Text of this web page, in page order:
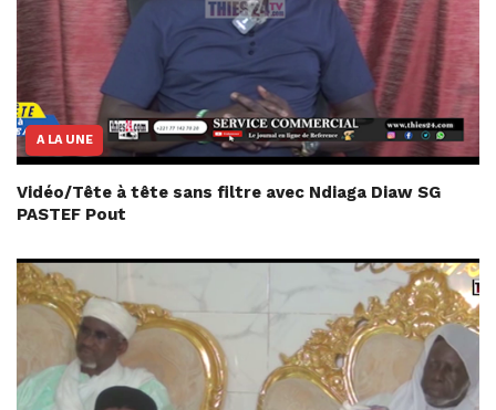
A LA UNE
Vidéo/Tête à tête sans filtre avec Ndiaga Diaw SG
PASTEF Pout